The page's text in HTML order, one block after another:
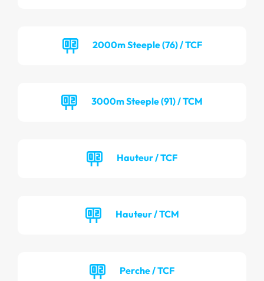
2000m Steeple (76) / TCF
3000m Steeple (91) / TCM
Hauteur / TCF
Hauteur / TCM
Perche / TCF